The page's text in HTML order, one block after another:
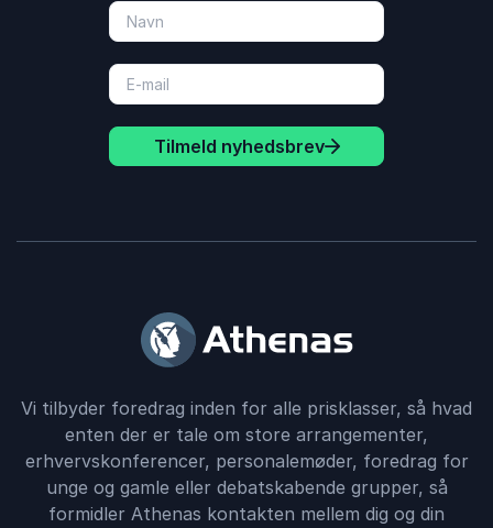
Tilmeld nyhedsbrev
Vi tilbyder foredrag inden for alle prisklasser, så hvad
enten der er tale om store arrangementer,
erhvervskonferencer, personalemøder, foredrag for
unge og gamle eller debatskabende grupper, så
formidler Athenas kontakten mellem dig og din